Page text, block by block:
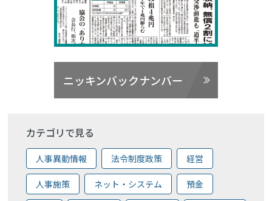
ニッキンバックナンバー
カテゴリで見る
人事異動情報 法令制度政策 経営
人事施策 ネット・システム 預金